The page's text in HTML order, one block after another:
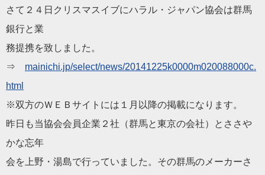
さて２４日クリスマスイブにハラル ・ ジャパン協会は群馬
銀行と業
務提携を致しました。
⇒ mainichi.jp/select/news/20141225k0000m020088000c.
html
※双方のＷＥＢサイトには１月以降の掲載になります。
昨日も当協会会 員企業２社（群馬と東京の会社）とささや
かな忘年
会を上野・湯島で行っていました。その群馬のメーカーさ